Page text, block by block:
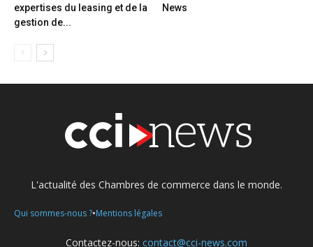
expertises du leasing et de la
gestion de...
News
L'actualité des Chambres de commerce dans le monde.
Qui sommes-nous ?•Mentions légales
Contactez-nous: contact@cci-news.com